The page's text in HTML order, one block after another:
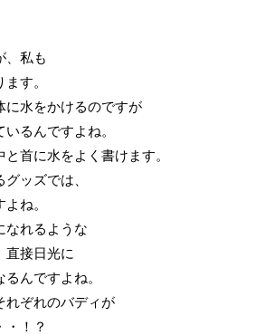
、私も
す。
に水をかけるのですが
るんですよね。
首に水をよく書けます。
ッズでは、
ね。
なれるような
直接日光に
んですよね。
れぞれのバディが
・！？